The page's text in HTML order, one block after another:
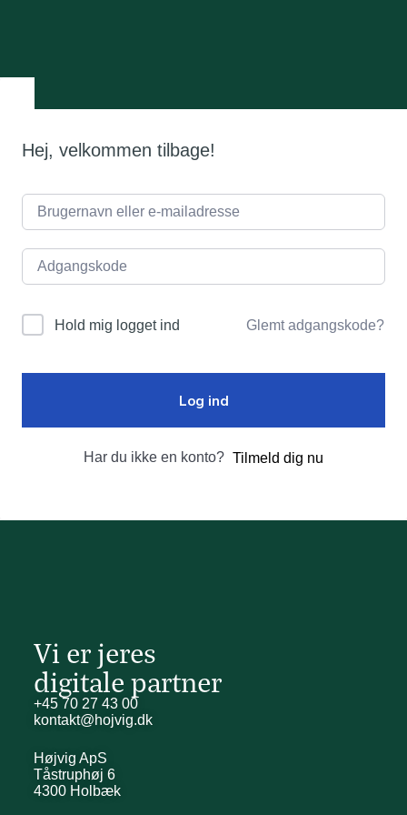
Hej, velkommen tilbage!
Hold mig logget ind Glemt adgangskode?
Log ind
Har du ikke en konto? Tilmeld dig nu
Vi er jeres
digitale partner
+45 70 27 43 00
kontakt@hojvig.dk
Højvig ApS
Tåstruphøj 6
4300 Holbæk